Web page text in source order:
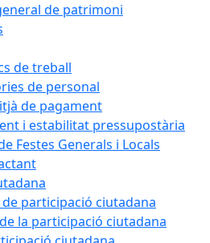
de patrimoni
de treball
de personal
de pagament
i estabilitat pressupostària
Festes Generals i Locals
de participació ciutadana
la participació ciutadana